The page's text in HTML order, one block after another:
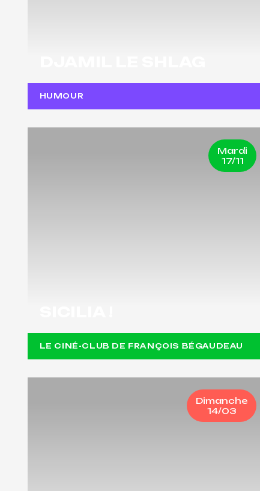
HUMOUR
Mardi
17/11
LE CINÉ-CLUB DE FRANÇOIS BÉGAUDEAU
Dimanche
14/03